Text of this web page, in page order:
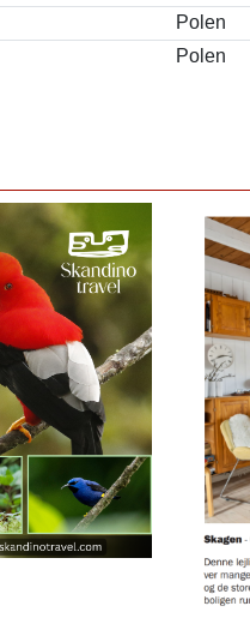
Polen
Polen